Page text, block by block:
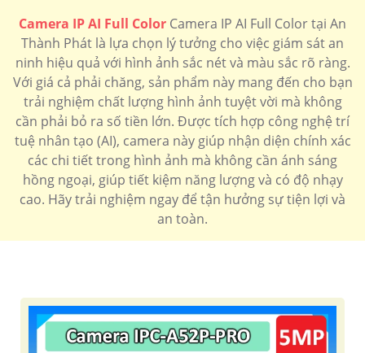
Camera IP AI Full Color Camera IP AI Full Color tại An
Thành Phát là lựa chọn lý tưởng cho việc giám sát an
ninh hiệu quả với hình ảnh sắc nét và màu sắc rõ ràng.
Với giá cả phải chăng, sản phẩm này mang đến cho bạn
trải nghiệm chất lượng hình ảnh tuyệt vời mà không
cần phải bỏ ra số tiền lớn. Được tích hợp công nghệ trí
tuệ nhân tạo (AI), camera này giúp nhận diện chính xác
các chi tiết trong hình ảnh mà không cần ánh sáng
hồng ngoại, giúp tiết kiệm năng lượng và có độ nhạy
cao. Hãy trải nghiệm ngay để tận hưởng sự tiện lợi và
an toàn.